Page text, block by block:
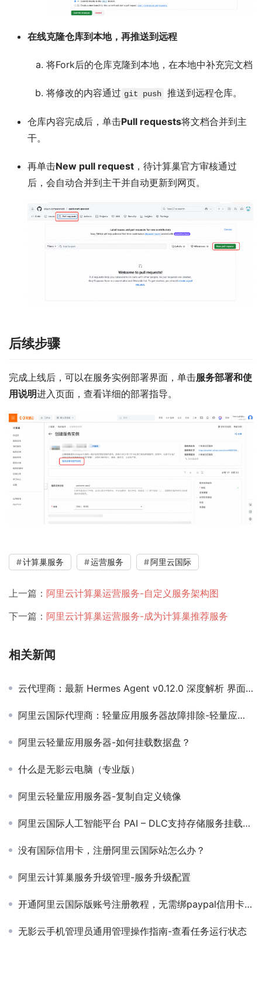
在线克隆仓库到本地，再推送到远程
将Fork后的仓库克隆到本地，在本地中补充完文档
将修改的内容通过 git push 推送到远程仓库。
仓库内容完成后，单击Pull requests将文档合并到主
干。
再单击New pull request ，待计算巢官方审核通过
后，会自动合并到主干并自动更新到网页。
后续步骤
完成上线后，可以在服务实例部署界面，单击服务部署和使
用说明进入页面，查看详细的部署指导。
计算巢服务 运营服务 阿里云国际
上一篇： 阿里云计算巢运营服务-自定义服务架构图
下一篇： 阿里云计算巢运营服务-成为计算巢推荐服务
相关新闻
云代理商：最新 Hermes Agent v0.12.0 深度解析 界面重构带来的用户体验革命
阿里云国际代理商：轻量应用服务器故障排除-轻量应用服务器网速较慢与预期带宽不符
阿里云轻量应用服务器-如何挂载数据盘？
什么是无影云电脑（专业版）
阿里云轻量应用服务器-复制自定义镜像
阿里云国际人工智能平台 PAI – DLC支持存储服务挂载配置读写权限
没有国际信用卡，注册阿里云国际站怎么办？
阿里云计算巢服务升级管理-服务升级配置
开通阿里云国际版账号注册教程，无需绑paypal信用卡即可代充值购买服务器
无影云手机管理员通用管理操作指南-查看任务运行状态